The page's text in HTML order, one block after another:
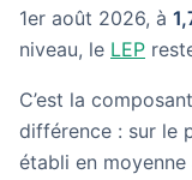
1er août 2026, à
niveau, le LEP
C’est la
différence : sur le
établi en